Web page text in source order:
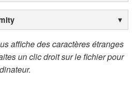
affiche des caractères étranges
un clic droit sur le fichier pour